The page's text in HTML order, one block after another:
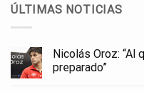
ÚLTIMAS NOTICIAS
Nicolás Oroz: “Al
preparado”